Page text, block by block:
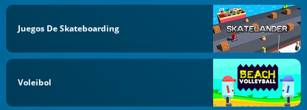
Juegos De Skateboarding
Voleibol